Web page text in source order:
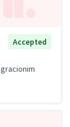
Accepted